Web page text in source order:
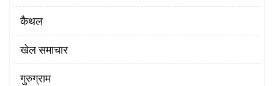
कैथल
खेल समाचार
गुरुग्राम